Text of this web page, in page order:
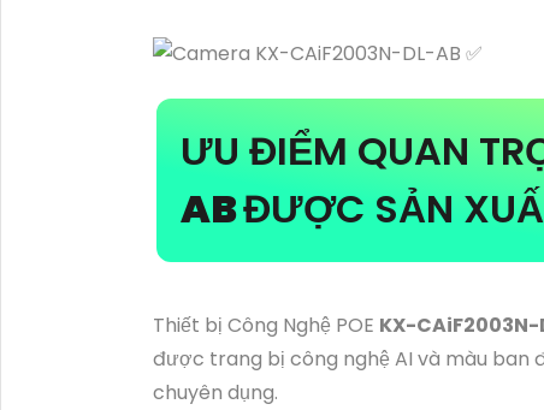
ƯU ĐIỂM QUAN
ABĐƯỢC SẢN
Thiết bị Công Nghệ POE KX-CAiF2003N-
được trang bị công nghệ AI và màu ban
chuyên dụng.